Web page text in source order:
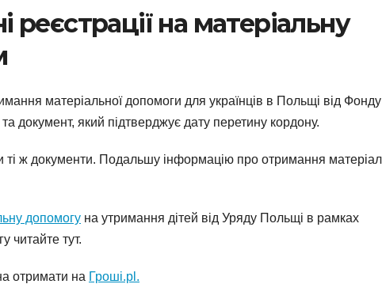
на матеріальну
матеріальної допомоги для українців в Польщі від
документ, який підтверджує дату перетину кордону.
ті ж документи. Подальшу інформацію про отримання
допомогу на утримання дітей від Уряду Польщі в рамках
читайте тут.
отримати на Гроші.pl.